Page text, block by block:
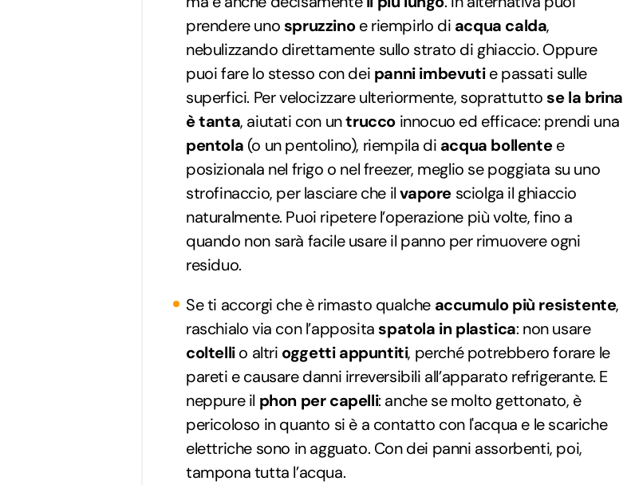
prendere uno spruzzinoe riempirlo di acqua calda,
nebulizzando direttamente sullo strato di ghiaccio. Oppure
puoi fare lo stesso con dei panni imbevutie passati sulle
superfici. Per velocizzare ulteriormente, soprattutto se la brina
è tanta, aiutati con untrucco innocuo ed efficace: prendi una
pentola (o un pentolino), riempila di acqua bollentee
posizionala nel frigo o nel freezer, meglio se poggiata su uno
strofinaccio, per lasciare che ilvapore sciolga il ghiaccio
naturalmente. Puoi ripetere l’operazione più volte, fino a
quando non sarà facile usare il panno per rimuovere ogni
residuo.
Se ti accorgi che è rimasto qualche accumulo più resistente,
raschialo via con l’apposita spatola in plastica: non usare
coltellio altri oggetti appuntiti, perché potrebbero forare le
pareti e causare danni irreversibili all’apparato refrigerante. E
neppure il phon per capelli: anche se molto gettonato, è
pericoloso in quanto si è a contatto con l'acqua e le scariche
elettriche sono in agguato. Con dei panni assorbenti, poi,
tampona tutta l’acqua.